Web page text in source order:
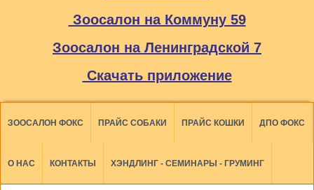
Зоосалон на Коммуну 59
Зоосалон на Ленинградской 7
Скачать приложение
ЗООСАЛОН ФОКС ПРАЙС СОБАКИ ПРАЙС КОШКИ ДПО ФОКС
О НАС КОНТАКТЫ ХЭНДЛИНГ - СЕМИНАРЫ - ГРУМИНГ